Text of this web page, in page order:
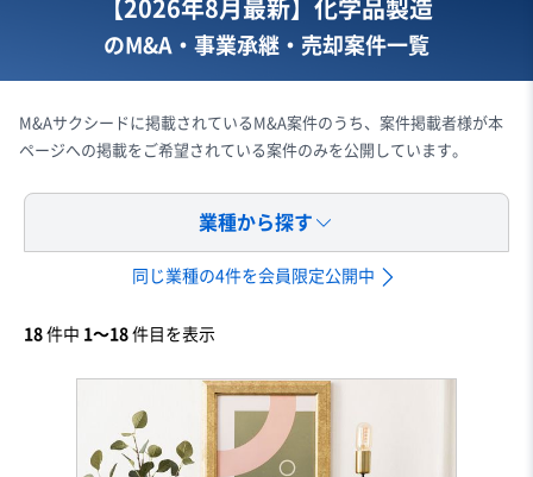
【2026年8月最新】化学品製造
のM&A・事業承継・売却案件一覧
M&Aサクシードに掲載されているM&A案件のうち、案件掲載者様が本
ページへの掲載をご希望されている案件のみを公開しています。
業種から探す
同じ業種の4件を会員限定公開中
18 件中 1〜18 件目を表示